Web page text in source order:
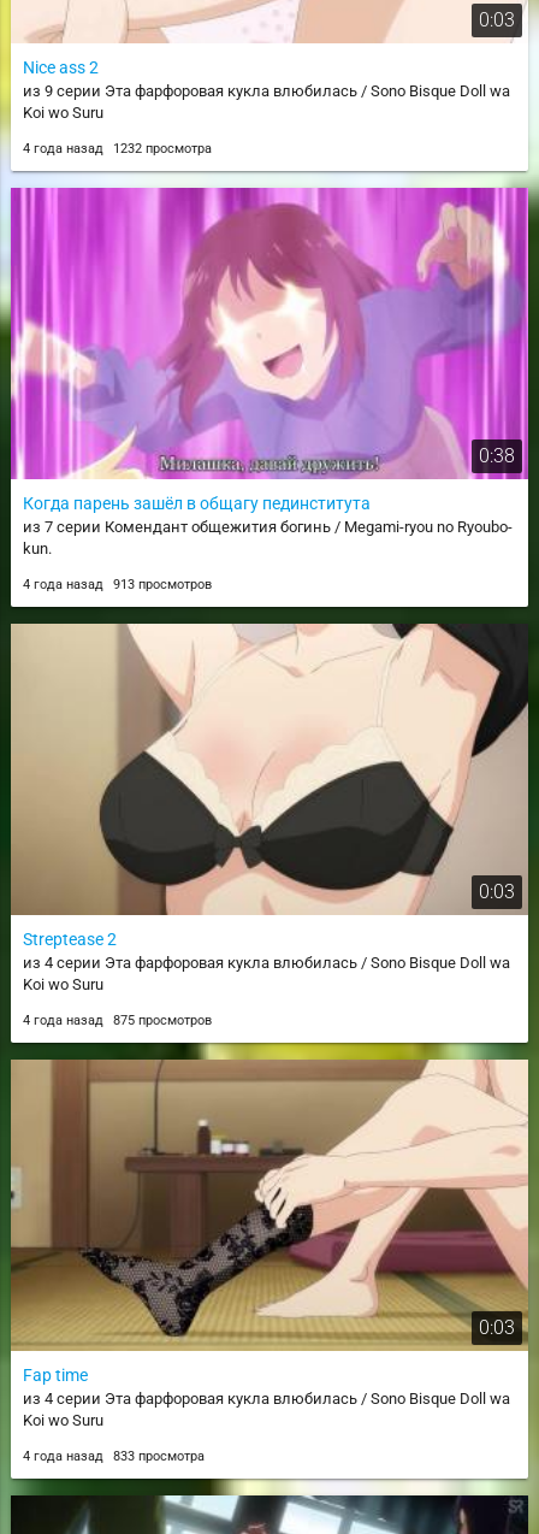
0:03
Nice ass 2
из 9 серии Эта фарфоровая кукла влюбилась / Sono Bisque Doll wa
Koi wo Suru
4 года назад 1232 просмотра
0:38
Когда парень зашёл в общагу пединститута
из 7 серии Комендант общежития богинь / Megami-ryou no Ryoubo-
kun.
4 года назад 913 просмотров
0:03
Streptease 2
из 4 серии Эта фарфоровая кукла влюбилась / Sono Bisque Doll wa
Koi wo Suru
4 года назад 875 просмотров
0:03
Fap time
из 4 серии Эта фарфоровая кукла влюбилась / Sono Bisque Doll wa
Koi wo Suru
4 года назад 833 просмотра